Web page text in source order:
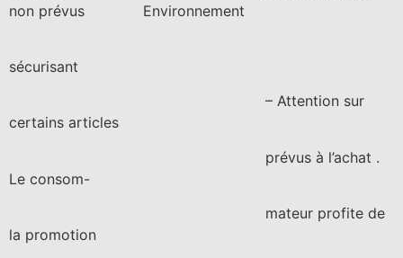
non prévus Environnement
sécurisant
– Attention sur
certains articles
prévus à l’achat .
Le consom-
mateur profite de
la promotion